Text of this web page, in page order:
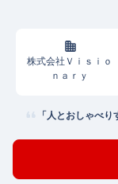
株式会社Ｖｉｓｉｏ
ｎａｒｙ
「人とおしゃべ